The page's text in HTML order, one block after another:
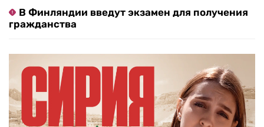
В Финляндии введут экзамен для получения
гражданства